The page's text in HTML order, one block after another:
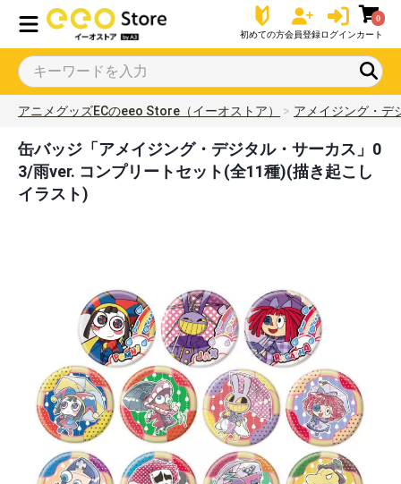
初めての方会員登録ログイン
0
カート
アニメグッズECのeeo Store（イーオストア） アメイジング・デ
缶バッジ「アメイジング・デジタル・サーカス」0
3/雨ver. コンプリートセット(全11種)(描き起こし
イラスト)